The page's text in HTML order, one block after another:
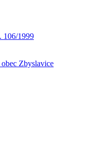
106/1999
Zbyslavice